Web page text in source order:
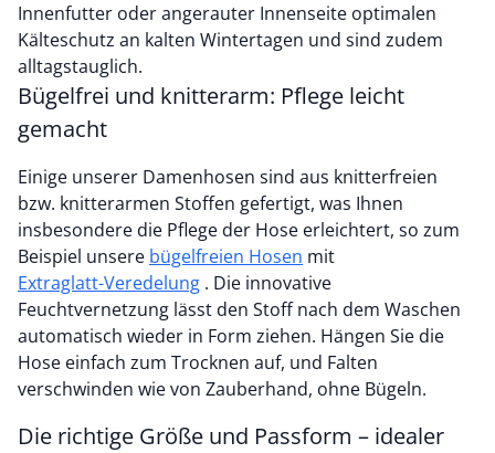
Innenfutter oder angerauter Innenseite optimalen
Kälteschutz an kalten Wintertagen und sind zudem
alltagstauglich.
Bügelfrei und knitterarm: Pflege leicht
gemacht
Einige unserer Damenhosen sind aus knitterfreien
bzw. knitterarmen Stoffen gefertigt, was Ihnen
insbesondere die Pflege der Hose erleichtert, so zum
Beispiel unsere bügelfreien Hosen mit
Extraglatt-Veredelung . Die innovative
Feuchtvernetzung lässt den Stoff nach dem Waschen
automatisch wieder in Form ziehen. Hängen Sie die
Hose einfach zum Trocknen auf, und Falten
verschwinden wie von Zauberhand, ohne Bügeln.
Die richtige Größe und Passform – idealer